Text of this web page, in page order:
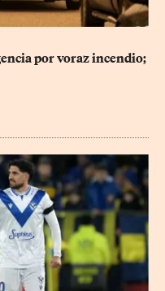
por voraz incendio;